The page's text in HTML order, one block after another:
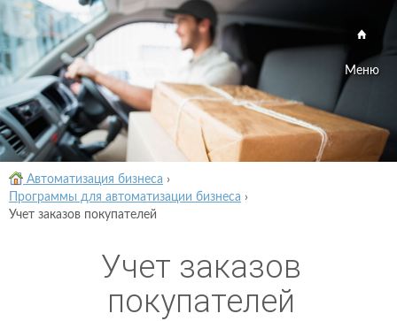
Меню
Автоматизация бизнеса ›
Программы для автоматизации бизнеса ›
Учет заказов покупателей
Учет заказов
покупателей